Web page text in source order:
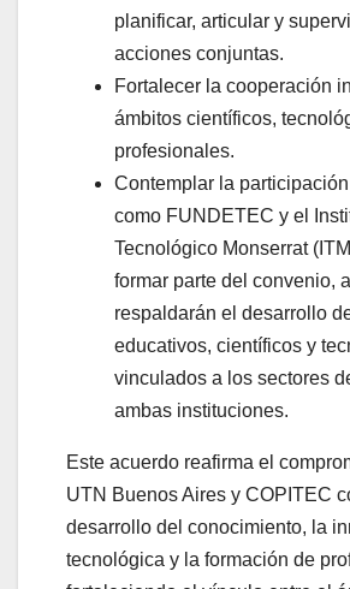
planificar, articular y
acciones conjuntas.
Fortalecer la cooperación
ámbitos científicos,
profesionales.
Contemplar la
como FUNDETEC y el
Tecnológico Monserrat
formar parte del convenio,
respaldarán el desarrollo
educativos, científicos y
vinculados a los sectores
ambas instituciones.
Este acuerdo reafirma el
UTN Buenos Aires y COPITEC
desarrollo del conocimiento, la
tecnológica y la formación de